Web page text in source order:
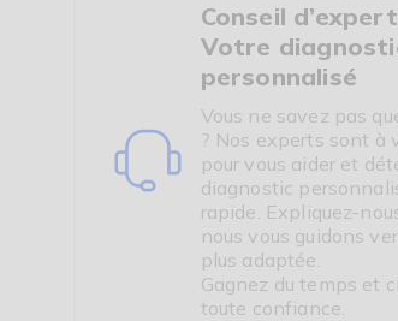
Conseil
Votre
personnalisé
Vous ne savez pas
? Nos experts sont à
pour vous aider et
diagnostic
rapide. Expliquez-
nous vous guidons
plus adaptée.
Gagnez du temps et
toute confiance.